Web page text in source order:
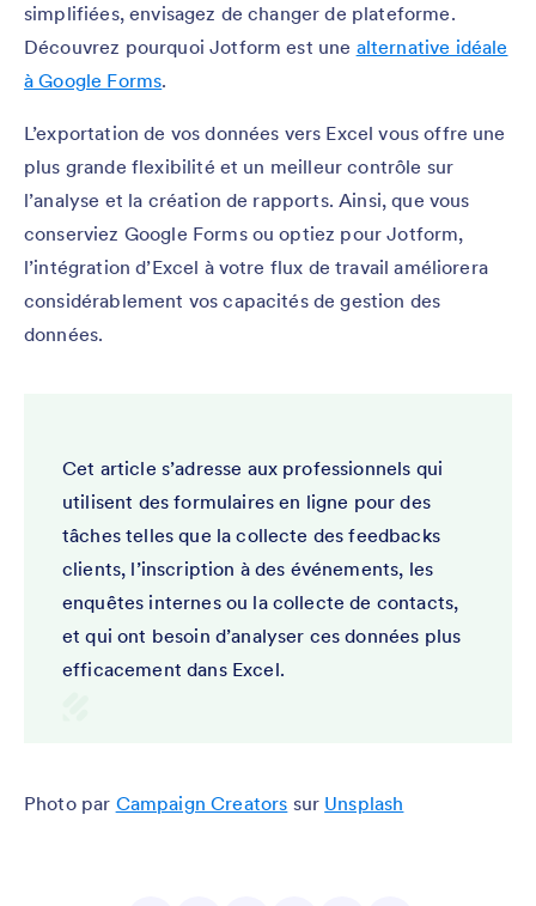
simplifiées, envisagez de changer de plateforme.
Découvrez pourquoi Jotform est une alternative idéale
à Google Forms.
L’exportation de vos données vers Excel vous offre une
plus grande flexibilité et un meilleur contrôle sur
l’analyse et la création de rapports. Ainsi, que vous
conserviez Google Forms ou optiez pour Jotform,
l’intégration d’Excel à votre flux de travail améliorera
considérablement vos capacités de gestion des
données.
Cet article s’adresse aux professionnels qui
utilisent des formulaires en ligne pour des
tâches telles que la collecte des feedbacks
clients, l’inscription à des événements, les
enquêtes internes ou la collecte de contacts,
et qui ont besoin d’analyser ces données plus
efficacement dans Excel.
Photo par Campaign Creators sur Unsplash